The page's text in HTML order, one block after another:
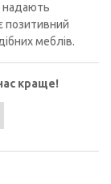
надають
позитивний
меблів.
краще!